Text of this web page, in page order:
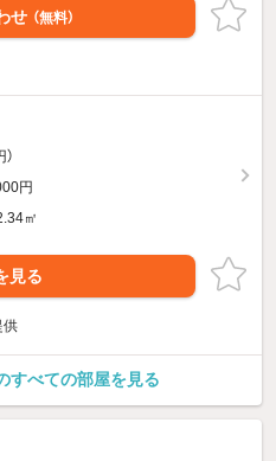
せ （無料）
円
㎡
見る
供
すべての部屋を見る